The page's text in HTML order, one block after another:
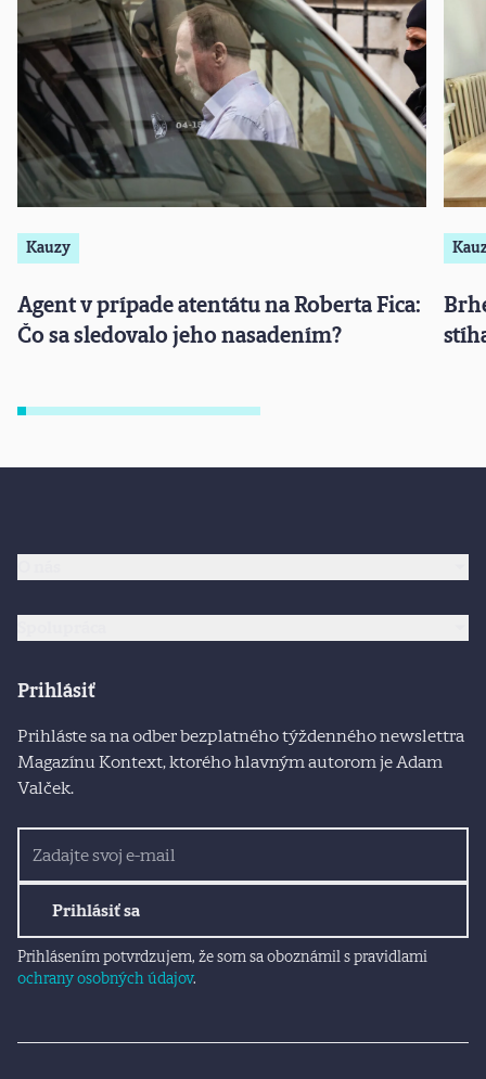
Kauzy
Agent v prípade atentátu na Roberta Fica:
Čo sa sledovalo jeho nasadením?
Prihlásiť
Prihláste sa na odber bezplatného týždenného newslettra
Magazínu Kontext, ktorého hlavným autorom je Adam
Valček.
Prihlásiť sa
Prihlásením potvrdzujem, že som sa oboznámil s pravidlami
ochrany osobných údajov.